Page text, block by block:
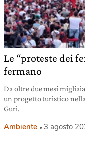
Le “proteste dei
fermano
Da oltre due mesi
un progetto turistico
Guri.
Ambiente 3 agosto